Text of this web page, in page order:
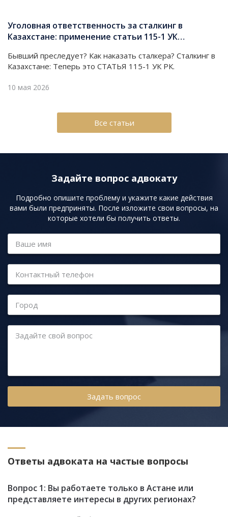
Уголовная ответственность за сталкинг в
Казахстане: применение статьи 115-1 УК…
Бывший преследует? Как наказать сталкера? Сталкинг в
Казахстане: Теперь это СТАТЬЯ 115-1 УК РК.
10 мая 2026
Все статьи
Задайте вопрос адвокату
Подробно опишите проблему и укажите какие действия
вами были предприняты. После изложите свои вопросы, на
которые хотели бы получить ответы.
Ваше имя
Контактный телефон
Город
Задайте свой вопрос
Ответы адвоката на частые вопросы
Вопрос 1: Вы работаете только в Астане или
представляете интересы в других регионах?